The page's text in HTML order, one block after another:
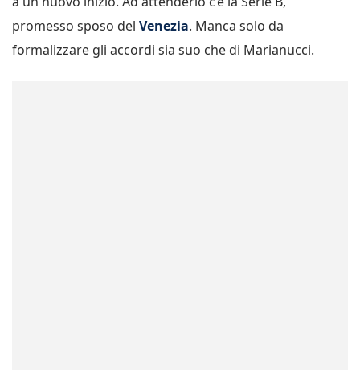
promesso sposo del Venezia. Manca solo da
formalizzare gli accordi sia suo che di Marianucci.